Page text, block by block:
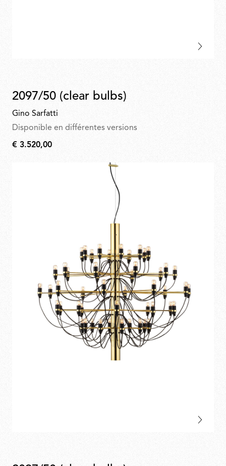
2097/50 (clear bulbs)
Gino Sarfatti
Disponible en différentes versions
€
€ 3.520,00